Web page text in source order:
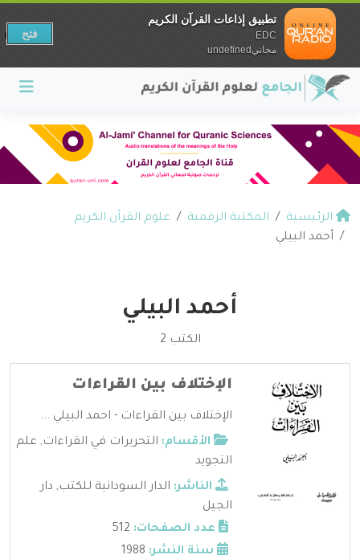
الرئيسية المكتبة الرقمية
علوم القرآن الكريم
أحمد البيلي
أحمد البيلي
الكتب 2
الإختلاف بين القراءات
الإختلاف بين القراءات - احمد البيلي ...
الأقسام: التحريرات في القراءات, علم
التجويد
الناشر: الدار السودانية للكتب, دار
الجيل
عدد الصفحات:
سنة النشر:
تطبيق إذاعات القرآن الكريم
EDC
مجانيundefined
فتح